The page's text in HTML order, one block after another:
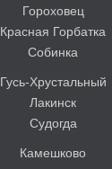
Гороховец
Красная Горбатка
Собинка
Гусь-Хрустальный
Лакинск
Судогда
Камешково